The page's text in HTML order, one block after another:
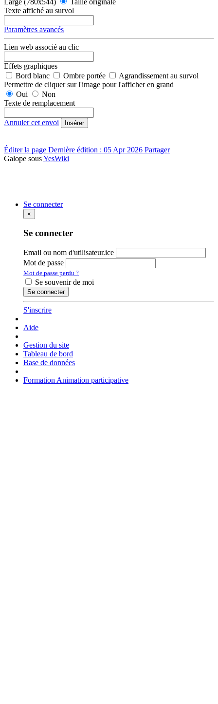
Texte affiché au survol
Paramètres avancés
Lien web associé au clic
Effets graphiques
Bord blanc
Ombre portée
Agrandissement au survol
Permettre de cliquer sur l'image pour l'afficher en grand
Oui
Non
Texte de remplacement
Annuler cet envoi Insérer
Éditer la page Dernière édition : 05 Apr 2026 Partager
Galope sousYesWiki
Se connecter
×
Se connecter
Email ou nom d'utilisateur.ice
Mot de passe
Mot de passe perdu ?
Se souvenir de moi
Se connecter
S'inscrire
Aide
Gestion du site
Tableau de bord
Base de données
Formation Animation participative